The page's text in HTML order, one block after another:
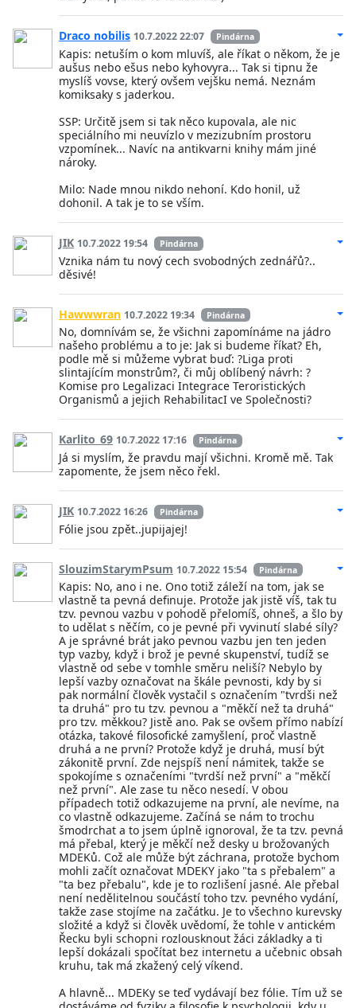
Draco nobilis 10.7.2022 22:07 Pindárna
Kapis: netuším o kom mluvíš, ale říkat o někom, že je
aušus nebo ešus nebo kyhovyra... Tak si tipnu že
myslíš vovse, který ovšem vejšku nemá. Neznám
komiksaky s jaderkou.
SSP: Určitě jsem si tak něco kupovala, ale nic
speciálního mi neuvízlo v mezizubním prostoru
vzpomínek... Navíc na antikvarni knihy mám jiné
nároky.
Milo: Nade mnou nikdo nehoní. Kdo honil, už
dohonil. A tak je to se vším.
JIK 10.7.2022 19:54 Pindárna
Vznika nám tu nový cech svobodných zednářů?..
děsivé!
Hawwwran 10.7.2022 19:34 Pindárna
No, domnívám se, že všichni zapomínáme na jádro
našeho problému a to je: Jak si budeme říkat? Eh,
podle mě si můžeme vybrat buď: ?Liga proti
slintajícím monstrům?, či můj oblíbený návrh: ?
Komise pro Legalizaci Integrace Teroristických
Organismů a jejich RehabilitacI ve Společnosti?
Karlito_69 10.7.2022 17:16 Pindárna
Já si myslím, že pravdu mají všichni. Kromě mě. Tak
zapomente, že jsem něco řekl.
JIK 10.7.2022 16:26 Pindárna
Fólie jsou zpět..jupijajej!
SlouzimStarymPsum 10.7.2022 15:54 Pindárna
Kapis: No, ano i ne. Ono totiž záleží na tom, jak se
vlastně ta pevná definuje. Protože jak jistě víš, tak tu
tzv. pevnou vazbu v pohodě přelomíš, ohneš, a šlo by
to udělat s něčím, co je pevné při vyvinutí slabé síly?
A je správné brát jako pevnou vazbu jen ten jeden
typ vazby, když i brož je pevné skupenství, tudíž se
vlastně od sebe v tomhle směru neliší? Nebylo by
lepší vazby označovat na škále pevnosti, kdy by si
pak normální člověk vystačil s označením "tvrdši než
ta druhá" pro tu tzv. pevnou a "měkčí než ta druhá"
pro tzv. měkkou? Jistě ano. Pak se ovšem přímo nabízí
otázka, takové filosofické zamyšlení, proč vlastně
druhá a ne první? Protože když je druhá, musí být
zákonitě první. Zde nejspíš není námitek, takže se
spokojíme s označeními "tvrdší než první" a "měkčí
než první". Ale zase tu něco nesedí. V obou
případech totiž odkazujeme na první, ale nevíme, na
co vlastně odkazujeme. Začíná se nám to trochu
šmodrchat a to jsem úplně ignoroval, že ta tzv. pevná
má přebal, který je měkčí než desky u brožovaných
MDEKů. Což ale může být záchrana, protože bychom
mohli začít označovat MDEKY jako "ta s přebalem" a
"ta bez přebalu", kde je to rozlišení jasné. Ale přebal
není nedělitelnou součástí toho tzv. pevného vydání,
takže zase stojíme na začátku. Je to všechno kurevsky
složité a když si člověk uvědomí, že tohle v antickém
Řecku byli schopni rozlousknout žáci základky a ti
lepší dokázali spočítat bez internetu a učebnic obsah
kruhu, tak má zkažený celý víkend.
A hlavně... MDEKy se teď vydávají bez fólie. Tím už se